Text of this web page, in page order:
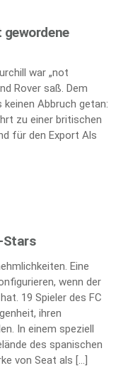
gewordene
war „not
Rover saß. Dem
Abbruch getan:
zu einer britischen
für den Export Als
Stars
Eine
wenn der
19 Spieler des FC
ihren
In einem speziell
des spanischen
von Seat als […]